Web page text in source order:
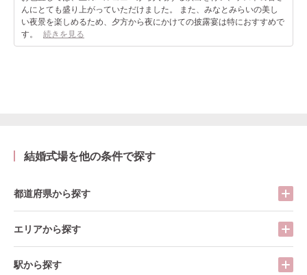
んにとても盛り上がっていただけました。 また、みなとみらいの美し
い夜景を楽しめるため、夕方から夜にかけての披露宴は特におすすめで
す。
続きを見る
結婚式場を他の条件で探す
都道府県から探す
エリアから探す
駅から探す